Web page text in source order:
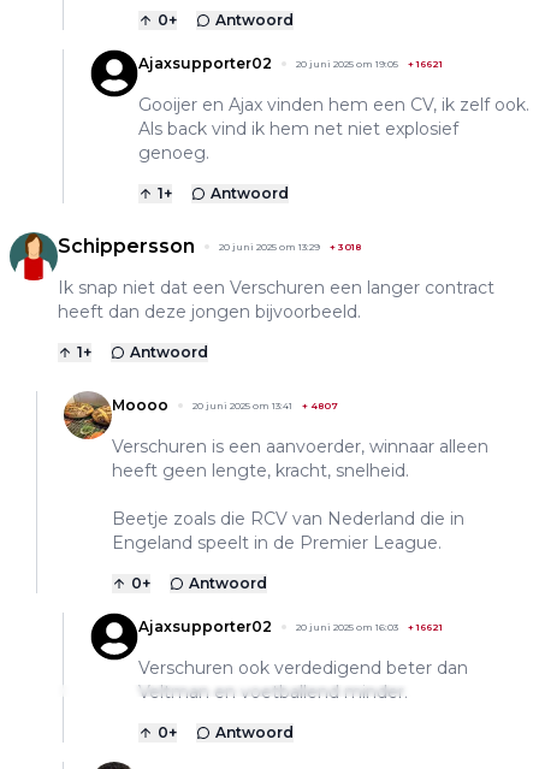
0+ Antwoord
Ajaxsupporter02 20 juni 2025 om 19:05 +16621
Gooijer en Ajax vinden hem een CV, ik zelf ook.
Als back vind ik hem net niet explosief
genoeg.
1+ Antwoord
Schippersson 20 juni 2025 om 13:29 + 3018
Ik snap niet dat een Verschuren een langer contract
heeft dan deze jongen bijvoorbeeld.
1+ Antwoord
Moooo 20 juni 2025 om 13:41 + 4807
Verschuren is een aanvoerder, winnaar alleen
heeft geen lengte, kracht, snelheid.
Beetje zoals die RCV van Nederland die in
Engeland speelt in de Premier League.
0+ Antwoord
Ajaxsupporter02 20 juni 2025 om 16:03 +16621
Verschuren ook verdedigend beter dan
Veltman en voetballend minder.
0+ Antwoord